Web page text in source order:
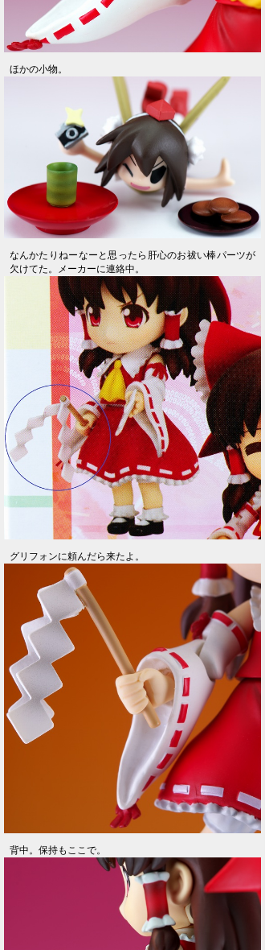
ほかの小物。
なんかたりねーなーと思ったら肝心のお祓い棒パーツが
欠けてた。メーカーに連絡中。
グリフォンに頼んだら来たよ。
背中。保持もここで。